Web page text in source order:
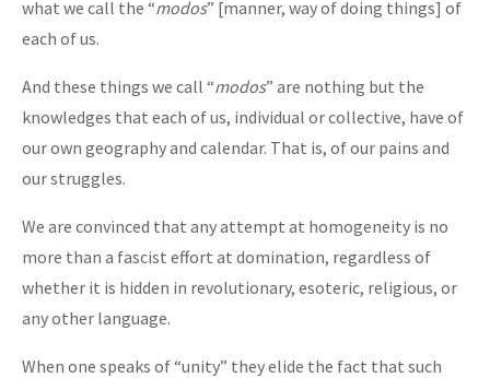
what we call the “modos” [manner, way of doing things] of
each of us.
And these things we call “modos” are nothing but the
knowledges that each of us, individual or collective, have of
our own geography and calendar. That is, of our pains and
our struggles.
We are convinced that any attempt at homogeneity is no
more than a fascist effort at domination, regardless of
whether it is hidden in revolutionary, esoteric, religious, or
any other language.
When one speaks of “unity” they elide the fact that such